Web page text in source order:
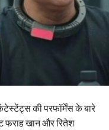
की परफॉर्मेंस के बारे
फराह खान और रितेश